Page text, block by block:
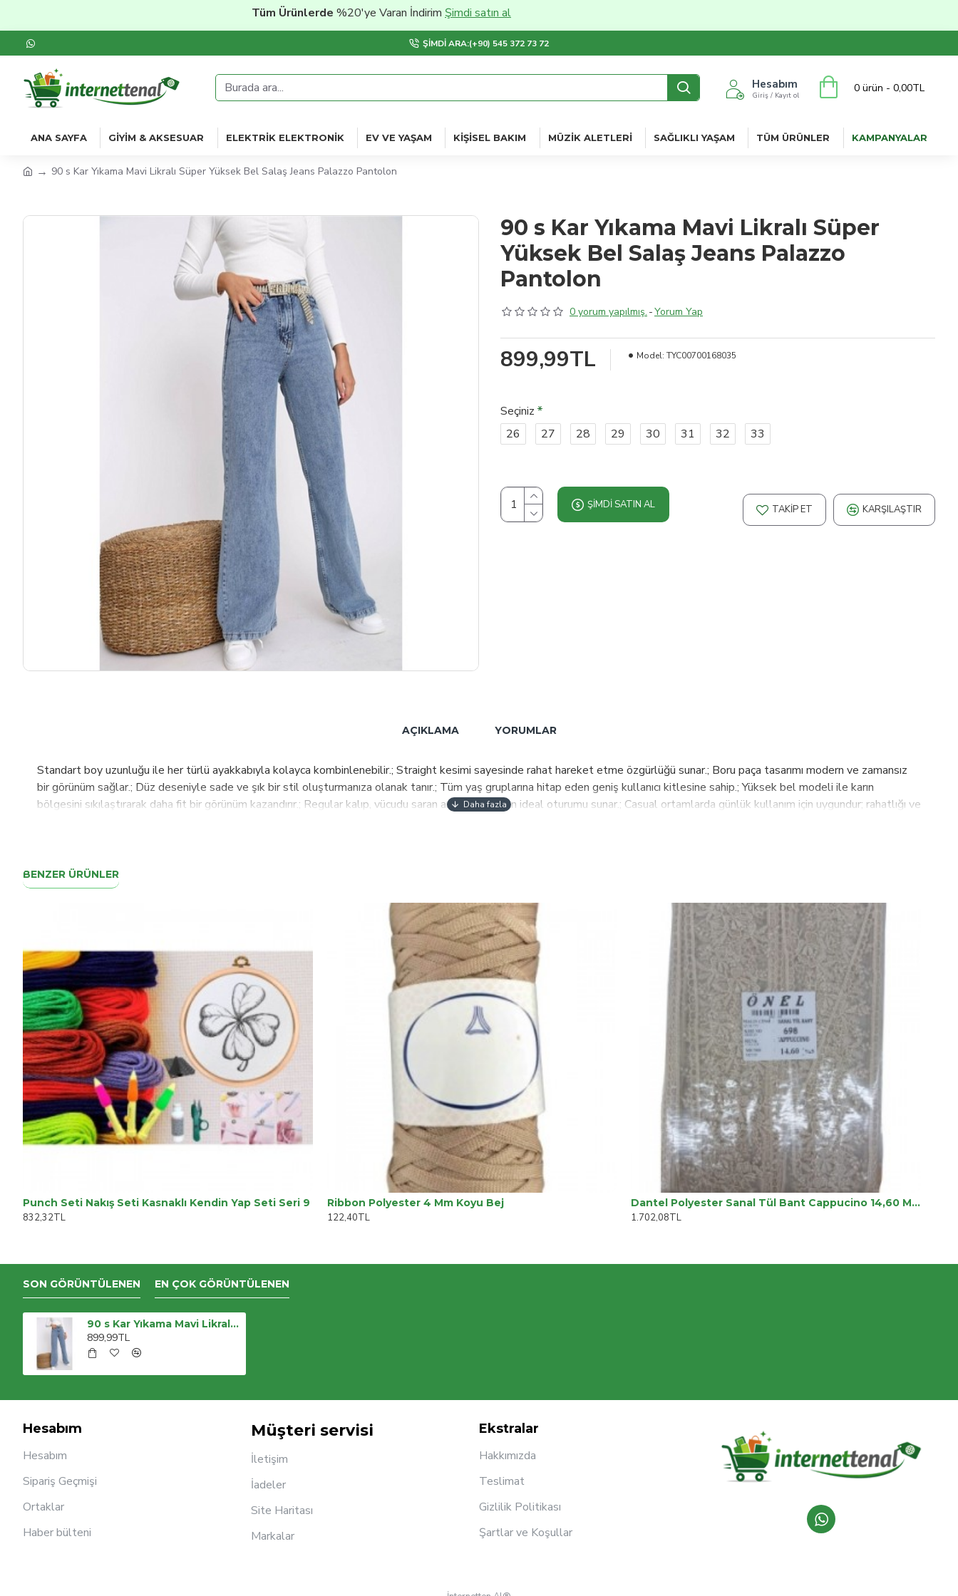
Tüm Ürünlerde%20'ye Varan İndirim Şimdi satın al
ŞIMDI ARA:(+90) 545 372 73 72
Hesabım
Giriş / Kayıt ol
0 ürün - 0,00TL
ANA SAYFA GIYIM & AKSESUAR ELEKTRIK ELEKTRONIK EV VE YAŞAM KIŞISEL BAKIM MÜZIK ALETLERI SAĞLIKLI YAŞAM TÜM ÜRÜNLER KAMPANYALAR
90 s Kar Yıkama Mavi Likralı Süper Yüksek Bel Salaş Jeans Palazzo Pantolon
90 s Kar Yıkama Mavi Likralı Süper
Yüksek Bel Salaş Jeans Palazzo
Pantolon
0 yorum yapılmış. -Yorum Yap
899,99TL Model: TYC00700168035
Seçiniz
26
27 28 29 30 31 32 33
ŞIMDI SATIN AL TAKIP ET KARŞILAŞTIR
AÇIKLAMA YORUMLAR
Standart boy uzunluğu ile her türlü ayakkabıyla kolayca kombinlenebilir.; Straight kesimi sayesinde rahat hareket etme özgürlüğü sunar.; Boru paça tasarımı modern ve zamansız
bir görünüm sağlar.; Düz deseniyle sade ve şık bir stil oluşturmanıza olanak tanır.; Tüm yaş gruplarına hitap eden geniş kullanıcı kitlesine sahip.; Yüksek bel modeli ile karın
bölgesini sıkılaştırarak daha fit bir görünüm kazandırır.; Regular kalıp, vücudu saran ancak sıkmayan ideal oturumu sunar.; Casual ortamlarda günlük kullanım için uygundur; rahatlığı ve
BENZER ÜRÜNLER
Punch Seti Nakış Seti Kasnaklı Kendin Yap Seti Seri 9
832,32TL
Ribbon Polyester 4 Mm Koyu Bej
122,40TL
Dantel Polyester Sanal Tül Bant Cappucino 14,60 Metre En 6 Cm On-698-c
1.702,08TL
SON GÖRÜNTÜLENEN EN ÇOK GÖRÜNTÜLENEN
90 s Kar Yıkama Mavi Likralı Süper Yüksek Bel Salaş Jeans Palazzo Pantolon
899,99TL
Hesabım
Hesabım
Sipariş Geçmişi
Ortaklar
Haber bülteni
Müşteri servisi
İletişim
İadeler
Site Haritası
Markalar
Ekstralar
Hakkımızda
Teslimat
Gizlilik Politikası
Şartlar ve Koşullar